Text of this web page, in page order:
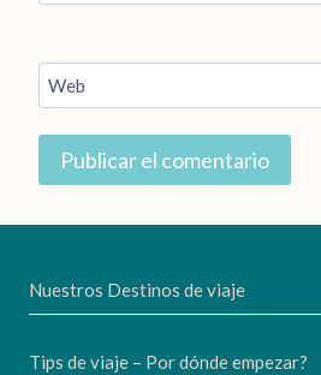
Web
Nuestros Destinos de viaje
Tips de viaje – Por dónde empezar?